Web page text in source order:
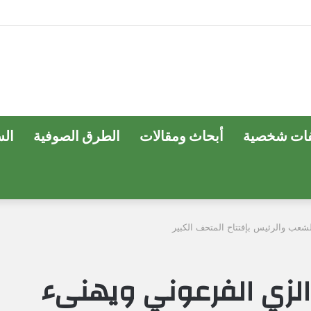
شخصية أبحاث ومقالات الطرق الصوفية
والرئيس بإفتتاح المتحف الكبير
الفرعوني ويهنىء